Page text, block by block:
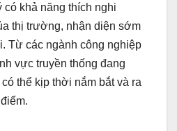
khả năng thích nghi
thị trường, nhận diện sớm
Từ các ngành công nghiệp
vực truyền thống đang
thể kịp thời nắm bắt và ra